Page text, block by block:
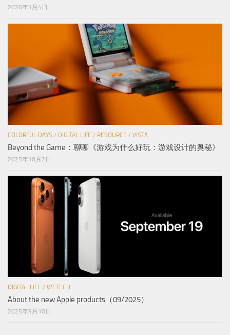
2026年1月4日
COLORFUL DAYS / DIGITAL LIFE / RESOURCE / VISTA
Beyond the Game：聊聊《游戏为什么好玩：游戏设计的奥秘》
2025年10月2日
DIGITAL LIFE / WETECH
About the new Apple products（09/2025）
2025年9月10日